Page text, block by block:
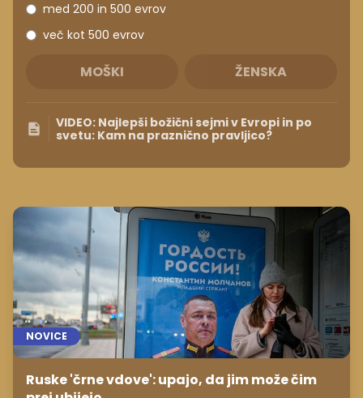
med 200 in 500 evrov
več kot 500 evrov
MOŠKI ŽENSKA
VIDEO: Najlepši božični sejmi v Evropi in po
svetu: Kam na praznično pravljico?
NOVICE
Ruske 'črne vdove': upajo, da jim može čim